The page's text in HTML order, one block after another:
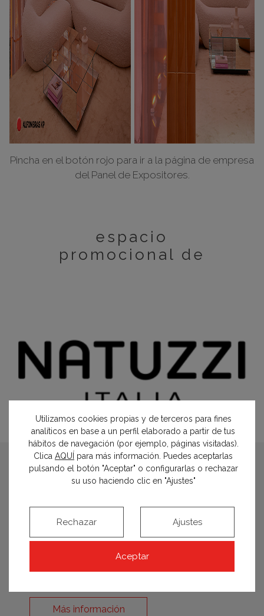
Pincha en el botón rojo para ir a la página de empresa
del Panel de Expositores.
espacio
promocional de
NATUZZI ITALIA
C/ Zurbarán 18, 1º, 28010, Madrid
917 460 703
mgandara@natuzzi.com
www.natuzzi.com
Más información
Utilizamos cookies propias y de terceros para fines
analíticos en base a un perfil elaborado a partir de tus
hábitos de navegación (por ejemplo, páginas visitadas).
Clica AQUÍ para más información. Puedes aceptarlas
pulsando el botón "Aceptar" o configurarlas o rechazar
su uso haciendo clic en "Ajustes"
Aceptar
Rechazar Ajustes